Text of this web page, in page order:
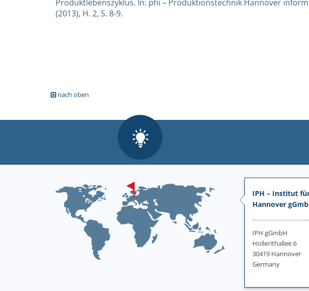
Produktlebenszyklus. In: phi – Produktionstechnik Hannover
(2013), H. 2, S. 8-9.
nach oben
IPH – Institut
Hannover
IPH gGmbH
Hollerithallee 6
30419 Hannover
Germany